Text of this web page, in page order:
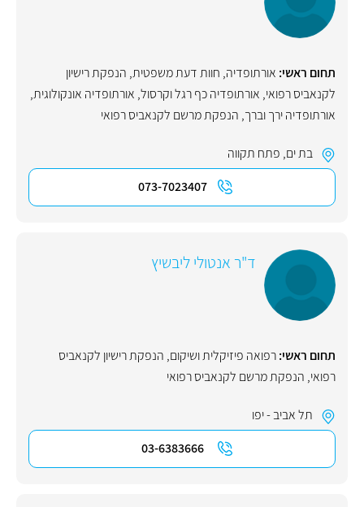
תחום ראשי: אורתופדיה, חוות דעת משפטית, הנפקת רישיון
לקנאביס רפואי, אורתופדיה כף רגל וקרסול, אורתופדיה אונקולוגית,
אורתופדיה ירך וברך, הנפקת מרשם לקנאביס רפואי
בת ים, פתח תקווה
073-7023407
ד"ר אנטולי ליבשיץ
תחום ראשי:רפואה פיזיקלית ושיקום, הנפקת רישיון לקנאביס
רפואי, הנפקת מרשם לקנאביס רפואי
תל אביב - יפו
03-6383666